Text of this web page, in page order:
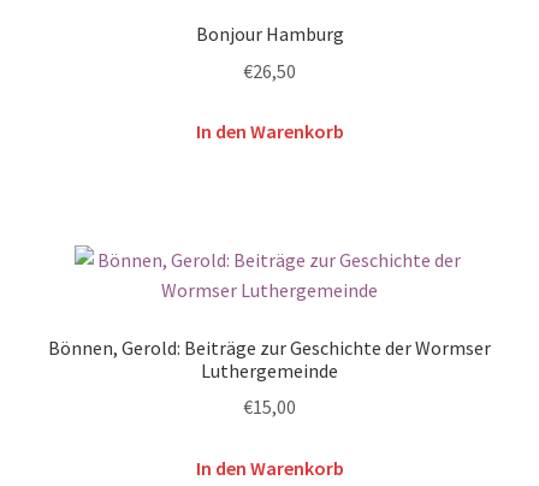
Bonjour Hamburg
€26,50
In den Warenkorb
Bönnen, Gerold: Beiträge zur Geschichte der Wormser
Luthergemeinde
€15,00
In den Warenkorb